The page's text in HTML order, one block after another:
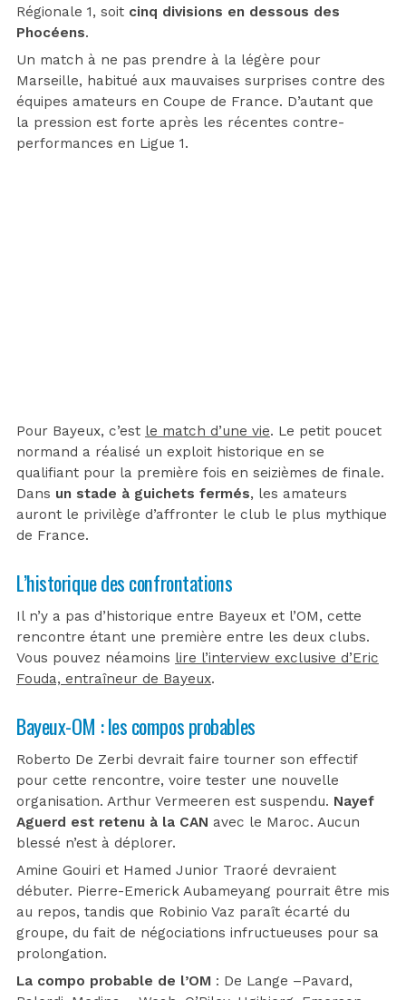
Régionale 1, soit cinq divisions en dessous des
Phocéens.
Un match à ne pas prendre à la légère pour
Marseille, habitué aux mauvaises surprises contre des
équipes amateurs en Coupe de France. D’autant que
la pression est forte après les récentes contre-
performances en Ligue 1.
Pour Bayeux, c’est le match d’une vie. Le petit poucet
normand a réalisé un exploit historique en se
qualifiant pour la première fois en seizièmes de finale.
Dans un stade à guichets fermés, les amateurs
auront le privilège d’affronter le club le plus mythique
de France.
L’historique des confrontations
Il n’y a pas d’historique entre Bayeux et l’OM, cette
rencontre étant une première entre les deux clubs.
Vous pouvez néamoins lire l’interview exclusive d’Eric
Fouda, entraîneur de Bayeux.
Bayeux-OM : les compos probables
Roberto De Zerbi devrait faire tourner son effectif
pour cette rencontre, voire tester une nouvelle
organisation. Arthur Vermeeren est suspendu. Nayef
Aguerd est retenu à la CAN avec le Maroc. Aucun
blessé n’est à déplorer.
Amine Gouiri et Hamed Junior Traoré devraient
débuter. Pierre-Emerick Aubameyang pourrait être mis
au repos, tandis que Robinio Vaz paraît écarté du
groupe, du fait de négociations infructueuses pour sa
prolongation.
La compo probable de l’OM : De Lange –Pavard,